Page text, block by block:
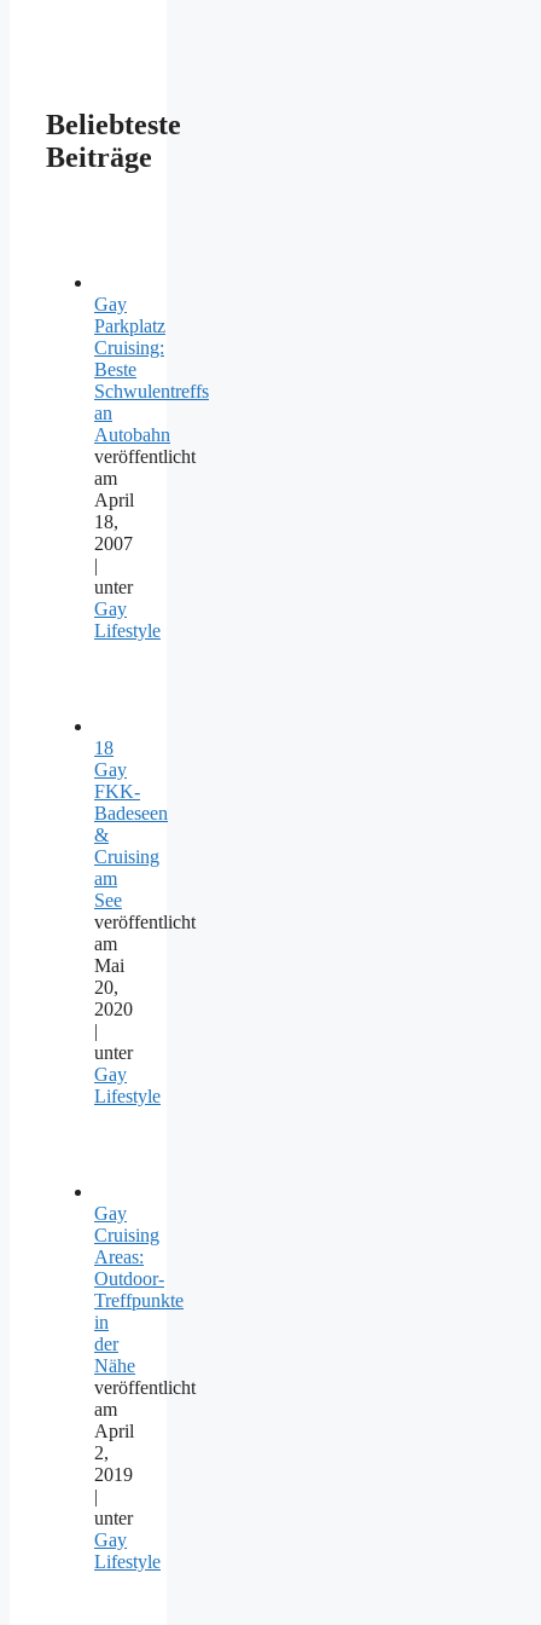
Beliebteste
Beiträge
Gay
Parkplatz
Cruising:
Beste
Schwulentreffs
an
Autobahn
veröffentlicht
am
April
18,
2007
|
unter
Gay
Lifestyle
18
Gay
FKK-
Badeseen
&
Cruising
am
See
veröffentlicht
am
Mai
20,
2020
|
unter
Gay
Lifestyle
Gay
Cruising
Areas:
Outdoor-
Treffpunkte
in
der
Nähe
veröffentlicht
am
April
2,
2019
|
unter
Gay
Lifestyle